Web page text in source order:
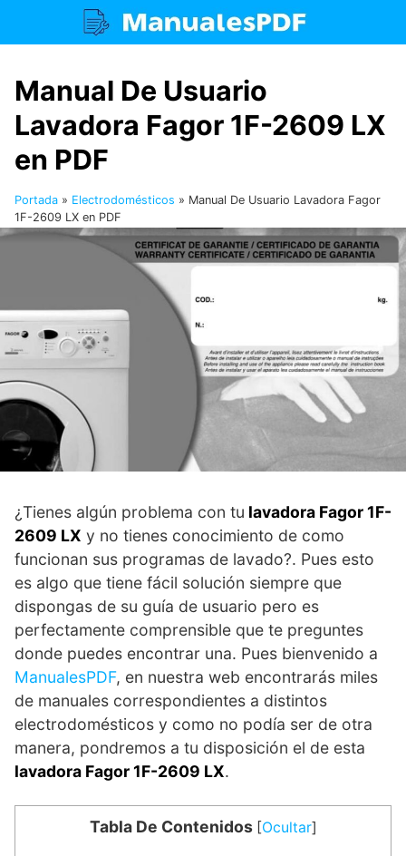
Manual De Usuario
Lavadora Fagor 1F-2609 LX
en PDF
Portada » Electrodomésticos » Manual De Usuario Lavadora Fagor
1F-2609 LX en PDF
¿Tienes algún problema con tu lavadora Fagor 1F-
2609 LX y no tienes conocimiento de como
funcionan sus programas de lavado?. Pues esto
es algo que tiene fácil solución siempre que
dispongas de su guía de usuario pero es
perfectamente comprensible que te preguntes
donde puedes encontrar una. Pues bienvenido a
ManualesPDF, en nuestra web encontrarás miles
de manuales correspondientes a distintos
electrodomésticos y como no podía ser de otra
manera, pondremos a tu disposición el de esta
lavadora Fagor 1F-2609 LX.
Tabla De Contenidos [Ocultar]